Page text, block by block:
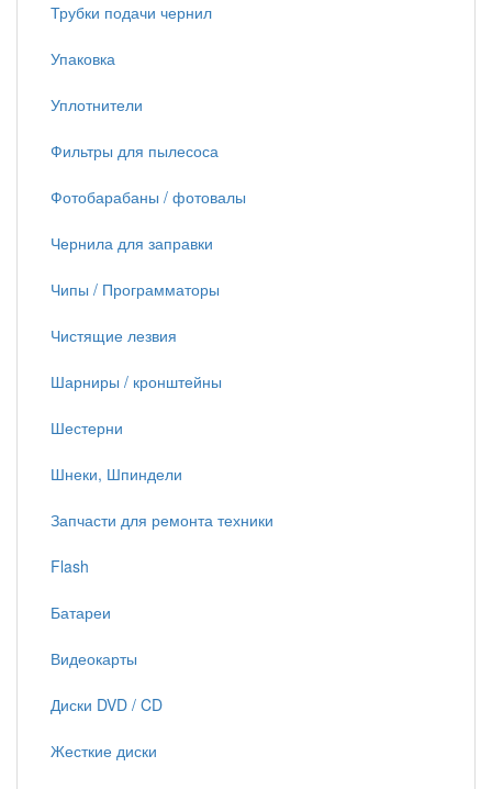
Трубки подачи чернил
Упаковка
Уплотнители
Фильтры для пылесоса
Фотобарабаны / фотовалы
Чернила для заправки
Чипы / Программаторы
Чистящие лезвия
Шарниры / кронштейны
Шестерни
Шнеки, Шпиндели
Запчасти для ремонта техники
Flash
Батареи
Видеокарты
Диски DVD / CD
Жесткие диски